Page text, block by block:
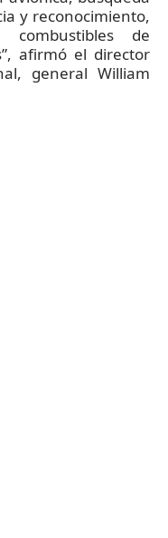
y reconocimiento,
combustibles de
afirmó el director
general William